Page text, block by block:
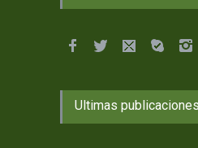
Ultimas publicaciones